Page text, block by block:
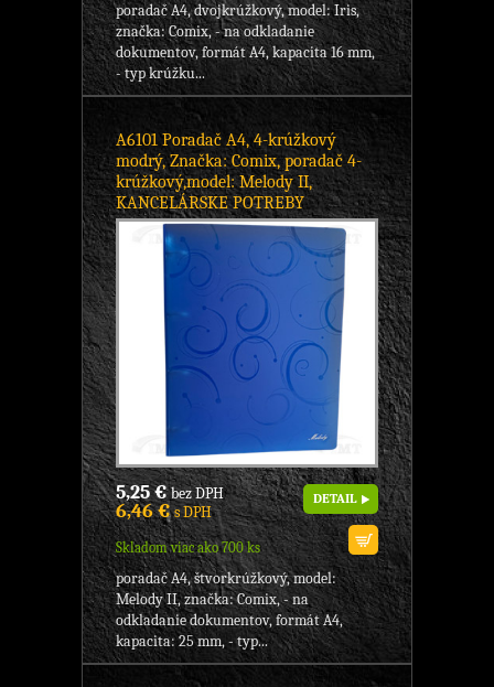
poradač A4, dvojkrúžkový, model: Iris,
značka: Comix, - na odkladanie
dokumentov, formát A4, kapacita 16 mm,
- typ krúžku...
A6101 Poradač A4, 4-krúžkový
modrý, Značka: Comix, poradač 4-
krúžkový,model: Melody II,
KANCELÁRSKE POTREBY
5,25 €bez DPH
6,46 €s DPH
Skladom viac ako 700 ks
DETAIL
poradač A4, štvorkrúžkový, model:
Melody II, značka: Comix, - na
odkladanie dokumentov, formát A4,
kapacita: 25 mm, - typ...